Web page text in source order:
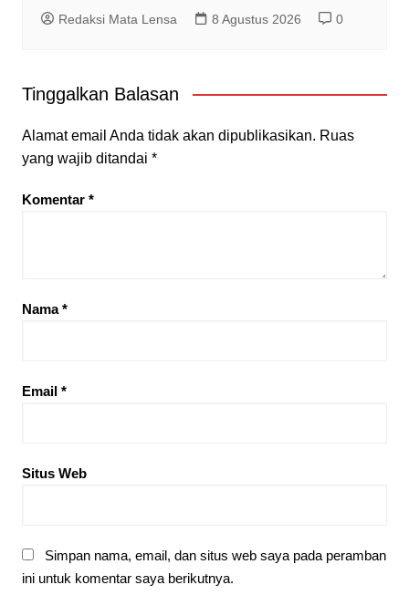
Redaksi Mata Lensa 8 Agustus 2026 0
Tinggalkan Balasan
Alamat email Anda tidak akan dipublikasikan. Ruas
yang wajib ditandai *
Komentar *
Nama*
Email *
Situs Web
Simpan nama, email, dan situs web saya pada peramban
ini untuk komentar saya berikutnya.